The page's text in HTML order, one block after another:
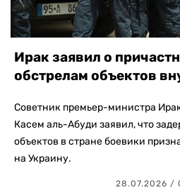
Ирак заявил о
обстрелам объектов
Советник премьер-министра
Касем аль-Абуди заявил, что
объектов в стране боевики
на Украину.
28.07.2026 /